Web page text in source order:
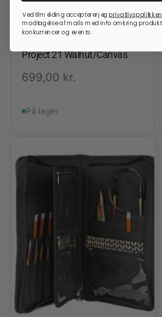
Project 21 Walnut/Canvas
699,00 kr.
På lager
Ved tilmelding accepterer jegprivatlivspolitkken
modtagelse af mails med info omkring
konkurrencer og events.